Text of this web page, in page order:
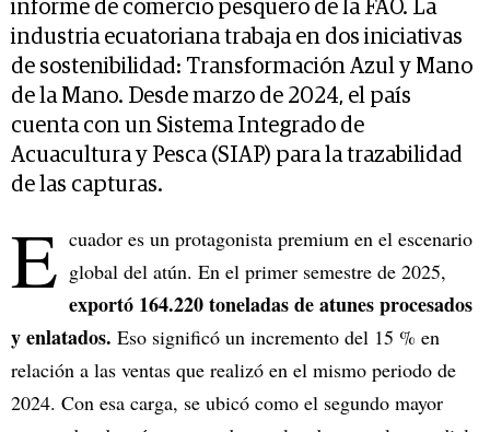
informe de comercio pesquero de la FAO. La
industria ecuatoriana trabaja en dos iniciativas
de sostenibilidad: Transformación Azul y Mano
de la Mano. Desde marzo de 2024, el país
cuenta con un Sistema Integrado de
Acuacultura y Pesca (SIAP) para la trazabilidad
de las capturas.
E cuador es un protagonista premium en el escenario
global del atún. En el primer semestre de 2025,
exportó 164.220 toneladas de atunes procesados
y enlatados. Eso significó un incremento del 15 % en
relación a las ventas que realizó en el mismo periodo de
2024. Con esa carga, se ubicó como el segundo mayor